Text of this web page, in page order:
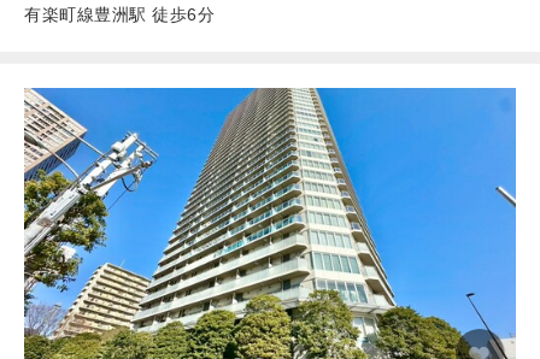
有楽町線豊洲駅 徒歩6分